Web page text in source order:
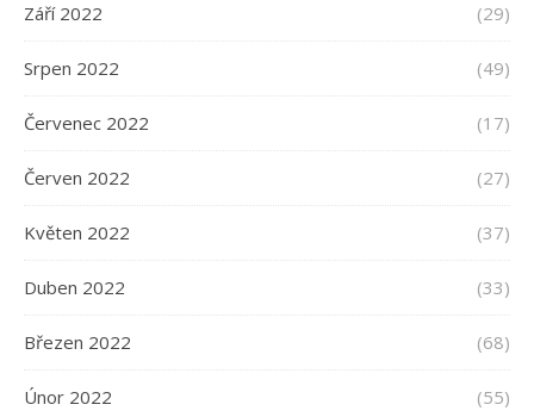
Září 2022 (29)
Srpen 2022 (49)
Červenec 2022 (17)
Červen 2022 (27)
Květen 2022 (37)
Duben 2022 (33)
Březen 2022 (68)
Únor 2022 (55)